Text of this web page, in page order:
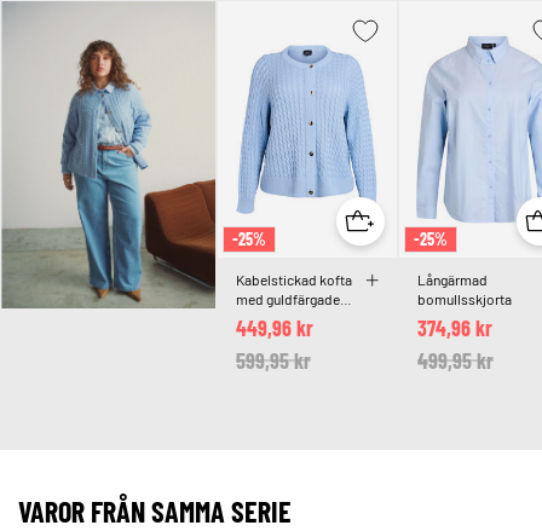
-25%
Kabelstickad kofta
med guldfärgade
knappar
Price reduced from
599,95 kr
449,96 kr
-25%
Långärmad
bomullsskjorta
Price reduced
499,95 krto
374,96 kr
VAROR FRÅN SAMMA SERIE